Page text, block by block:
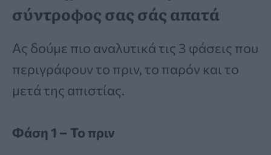
σύντροφος σας σάς απατά
Ας δούμε πιο αναλυτικά τις 3 φάσεις που
περιγράφουν το πριν, το παρόν και το
μετά της απιστίας.
Φάση 1 – Το πριν